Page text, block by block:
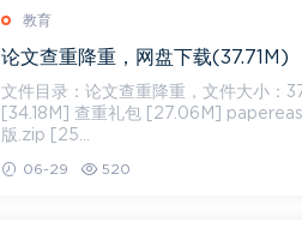
教育
论文查重降重，网盘下载(37.71M)
文件目录：论文查重降重，文件大小：37.71M 论文查重降重 [37.71M] 2019最
[34.18M] 查重礼包 [27.06M]
版.zip [25...
06-29 520